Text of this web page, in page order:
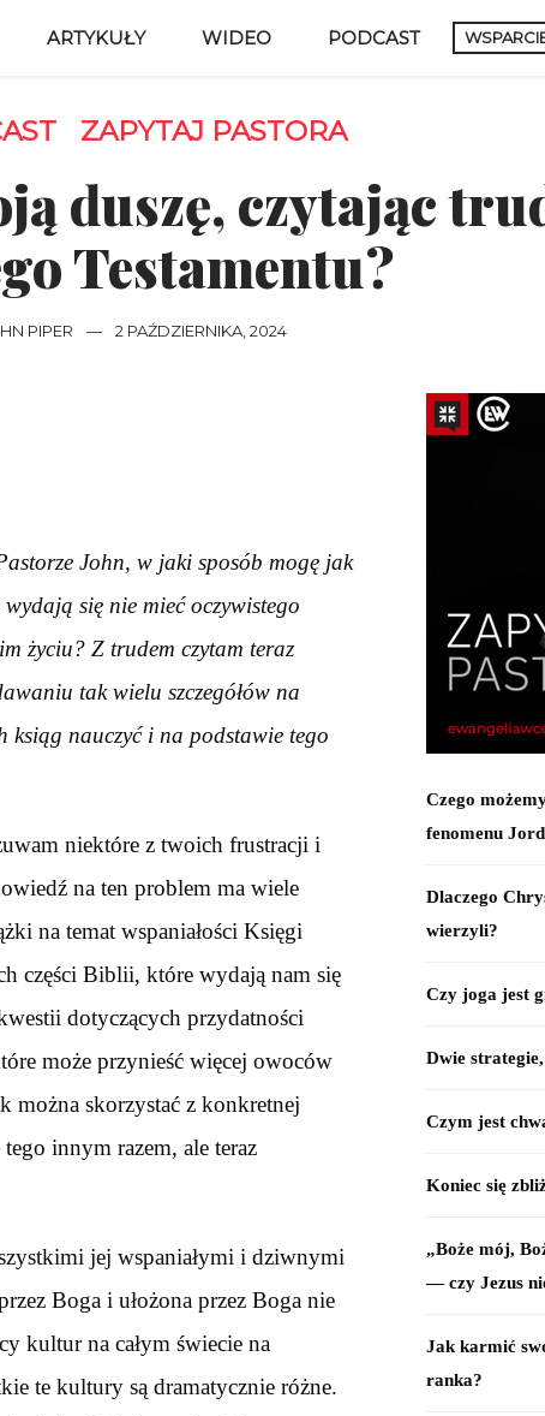
ARTYKUŁY WIDEO PODCAST
ZAPYTAJ PASTORA
duszę, czytając
Testamentu?
PIPER — 2 PAŹDZIERNIKA, 2024
John, w jaki sposób mogę jak
się nie mieć oczywistego
życiu? Z trudem czytam teraz
tak wielu szczegółów na
ksiąg nauczyć i na podstawie tego
niektóre z twoich frustracji i
na ten problem ma wiele
na temat wspaniałości Księgi
części Biblii, które wydają nam się
dotyczących przydatności
może przynieść więcej owoców
można skorzystać z konkretnej
innym razem, ale teraz
jej wspaniałymi i dziwnymi
Boga i ułożona przez Boga nie
kultur na całym świecie na
te kultury są dramatycznie różne.
Czego
fenomenu
Dlaczego
wierzyli?
Czy joga jest
Dwie
Czym jest
Koniec się
„Boże mój,
— czy Jezus
Jak karmić
ranka?